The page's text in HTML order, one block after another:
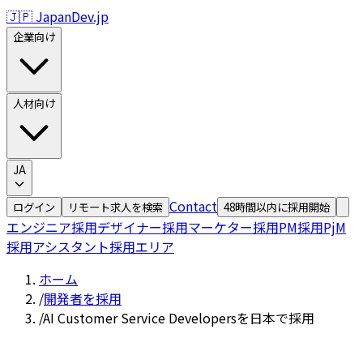
🇯🇵 JapanDev.jp
企業向け
人材向け
JA
ログイン リモート求人を検索 Contact 48時間以内に採用開始
エンジニア採用デザイナー採用マーケター採用PM採用PjM
採用アシスタント採用エリア
ホーム
/開発者を採用
/AI Customer Service Developersを日本で採用